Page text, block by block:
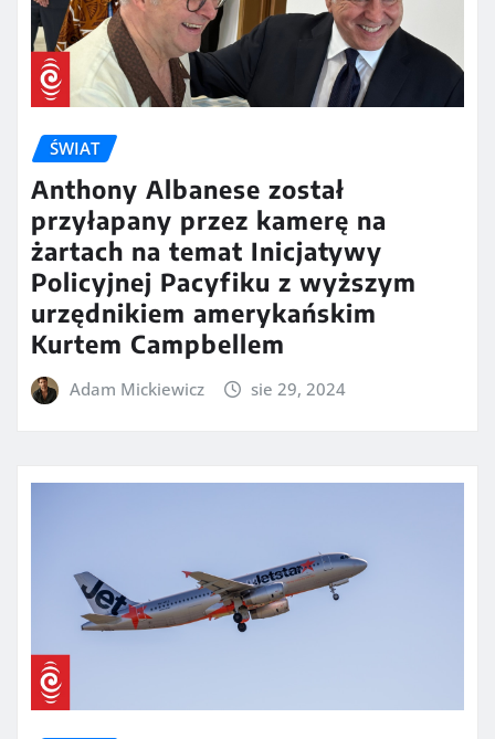
ŚWIAT
Anthony Albanese został
przyłapany przez kamerę na
żartach na temat Inicjatywy
Policyjnej Pacyfiku z wyższym
urzędnikiem amerykańskim
Kurtem Campbellem
Adam Mickiewicz sie 29, 2024